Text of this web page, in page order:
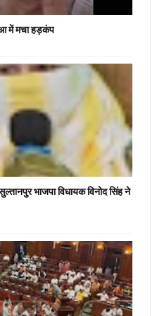
में मचा हड़कंप
भाजपा विधायक विनोद सिंह ने